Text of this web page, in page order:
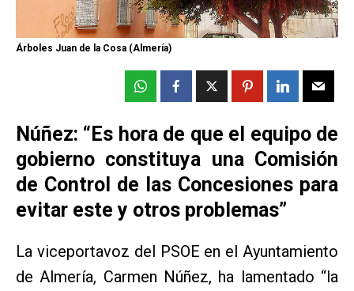
Árboles Juan de la Cosa (Almería)
Núñez: “Es hora de que el equipo de
gobierno constituya una Comisión
de Control de las Concesiones para
evitar este y otros problemas”
La viceportavoz del PSOE en el Ayuntamiento
de Almería, Carmen Núñez, ha lamentado “la